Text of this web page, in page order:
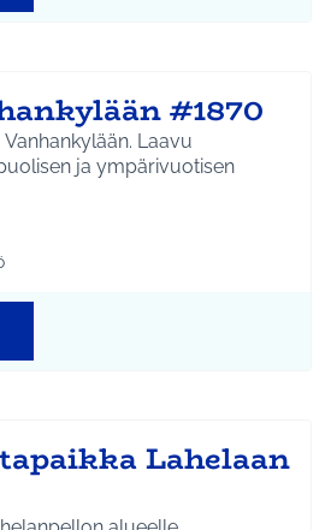
#1870
Laavu
ja ympärivuotisen
mukaan: Jokela
teeman mukaan: Ympäristö
Lahelaan